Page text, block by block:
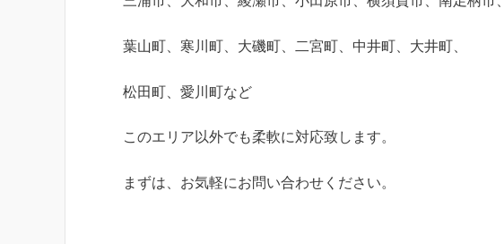
葉山町、寒川町、大磯町、二宮町、中井町、大井町、
松田町、愛川町など
このエリア以外でも柔軟に対応致します。
まずは、お気軽にお問い合わせください。